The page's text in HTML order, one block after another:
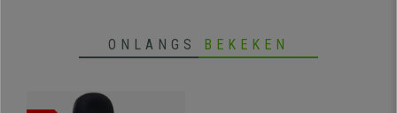
ONLANGS BEKEKEN